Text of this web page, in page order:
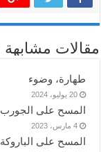
مقالات مشابهة
طهارة، وضوء
20 يوليو، 2024
المسح على الجورب
4 مارس، 2023
المسح على الباروكة